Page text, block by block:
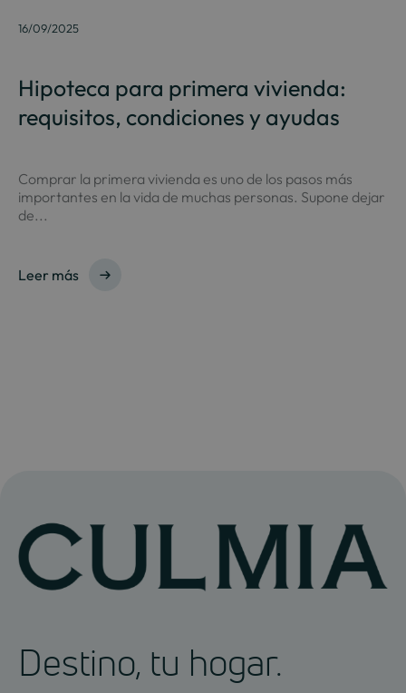
16/09/2025
Hipoteca para primera vivienda:
requisitos, condiciones y ayudas
Comprar la primera vivienda es uno de los pasos más
importantes en la vida de muchas personas. Supone dejar
de...
Leer más
Destino, tu hogar.